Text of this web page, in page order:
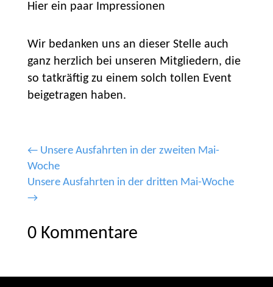
Hier ein paar Impressionen
Wir bedanken uns an dieser Stelle auch
ganz herzlich bei unseren Mitgliedern, die
so tatkräftig zu einem solch tollen Event
beigetragen haben.
← Unsere Ausfahrten in der zweiten Mai-
Woche
Unsere Ausfahrten in der dritten Mai-Woche
→
0 Kommentare